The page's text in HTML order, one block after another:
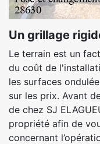
Un grillage
Le terrain est un
du coût de
les surfaces
sur les prix. Avant
de chez SJ
propriété afin de
concernant